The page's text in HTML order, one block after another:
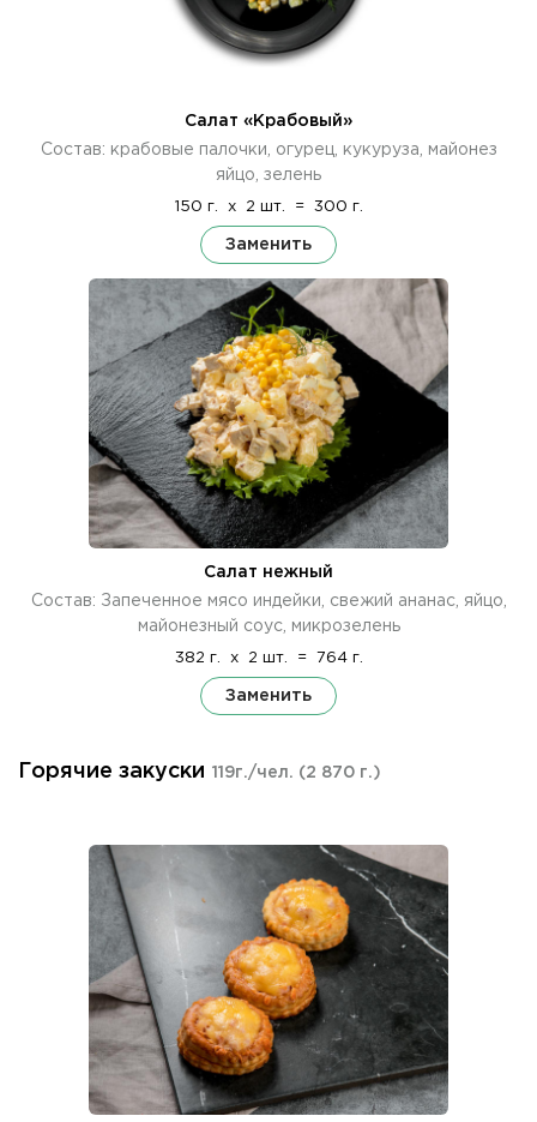
Салат «Крабовый»
Состав: крабовые палочки, огурец, кукуруза, майонез
яйцо, зелень
150 г. x 2 шт. = 300 г.
Заменить
Салат нежный
Состав: Запеченное мясо индейки, свежий ананас, яйцо,
майонезный соус, микрозелень
382 г. x 2 шт. = 764 г.
Заменить
Горячие закуски 119г./чел. (2 870 г.)